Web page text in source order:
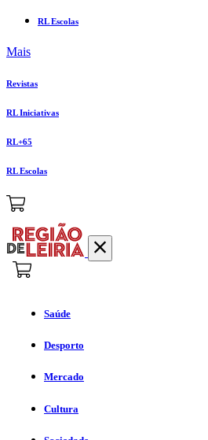
RL Escolas
Mais
Revistas
RL Iniciativas
RL+65
RL Escolas
Saúde
Desporto
Mercado
Cultura